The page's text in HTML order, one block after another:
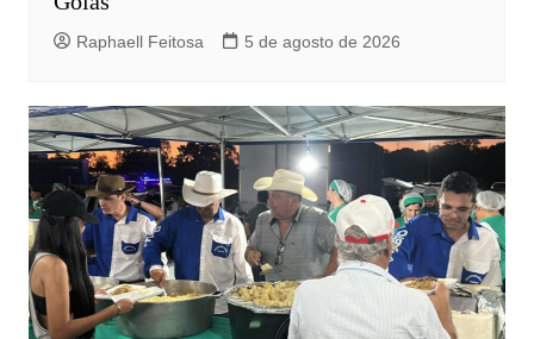
Raphaell Feitosa 5 de agosto de 2026